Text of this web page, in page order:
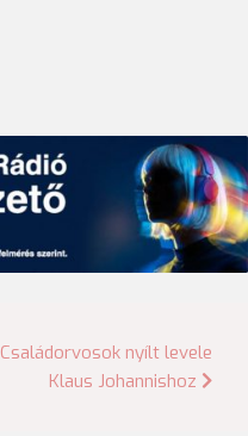
Családorvosok nyílt levele
Klaus Johannishoz